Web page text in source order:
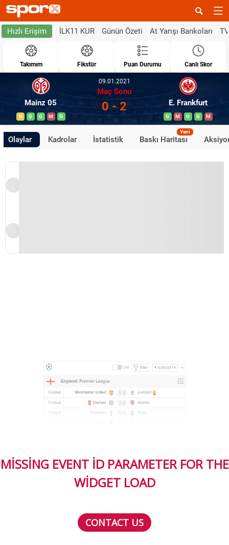
Hızlı Erişim İLK11 KUR Günün Özeti At Yarışı Bankoları
Takımım Fikstür Puan Durumu Canlı Skor
Mainz 05
B G G M G
09.01.2021
Maç Sonu
0 - 2 E. Frankfurt
G M G G M
Olaylar Kadrolar İstatistik Baskı Haritası
Yeni
MISSING EVENT ID PARAMETER FOR THE
WIDGET LOAD
CONTACT US